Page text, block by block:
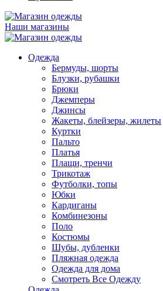
Наши магазины
Одежда
Бермуды, шорты
Блузки, рубашки
Брюки
Джемперы
Джинсы
Жакеты, блейзеры, жилеты
Куртки
Пальто
Платья
Плащи, тренчи
Трикотаж
Футболки, топы
Юбки
Кардиганы
Комбинезоны
Поло
Костюмы
Шубы, дубленки
Пляжная одежда
Одежда для дома
Смотреть Все Одежду